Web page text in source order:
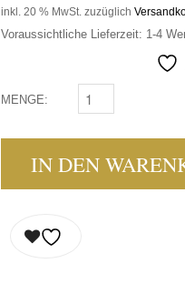
inkl. 20 % MwSt. zuzüglich
Voraussichtliche Lieferzeit: 1-4
MENGE: JAMESON
IN DEN